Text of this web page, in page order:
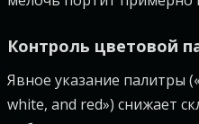
Контроль цветовой
Явное указание палитры
white, and red») снижает